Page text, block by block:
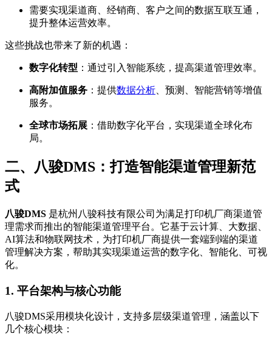
需要实现渠道商、经销商、客户之间的数据互联互通，
提升整体运营效率。
这些挑战也带来了新的机遇：
数字化转型 ：通过引入智能系统，提高渠道管理效率。
高附加值服务 ：提供数据分析 、预测、智能营销等增值
服务。
全球市场拓展 ：借助数字化平台，实现渠道全球化布
局。
二、八骏DMS：打造智能渠道管理新范
式
八骏DMS 是杭州八骏科技有限公司为满足打印机厂商渠道管
理需求而推出的智能渠道管理平台。它基于云计算、大数据、
AI算法和物联网技术，为打印机厂商提供一套端到端的渠道
管理解决方案，帮助其实现渠道运营的数字化、智能化、可视
化。
1. 平台架构与核心功能
八骏DMS采用模块化设计，支持多层级渠道管理，涵盖以下
几个核心模块：